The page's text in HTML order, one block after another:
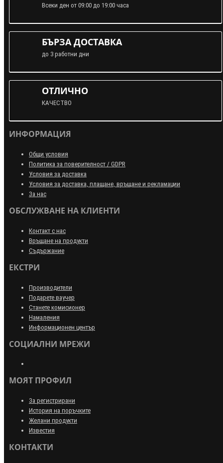
Всеки ден от 09:00 до 19:00 часа
БЪРЗА ДОСТАВКА
до 3 работни дни
ОТЛИЧНО
КАЧЕСТВО
ИНФОРМАЦИЯ
Общи условия
Политика за поверителност / GDPR
Условия за доставка
Условия за доставка, плащане, връщане и рекламации
За нас
ОБСЛУЖВАНЕ НА КЛИЕНТИ
Контакт с нас
Връщане на продукти
Съдържание
ЕКСТРИ
Производители
Подарете ваучер
Станете комисионер
Намаления
Информационен център
СОЦИАЛНИ МРЕЖИ
МОЯТ ПРОФИЛ
За регистрирани
История на поръчките
Желани продукти
Известия
КОНТАКТИ